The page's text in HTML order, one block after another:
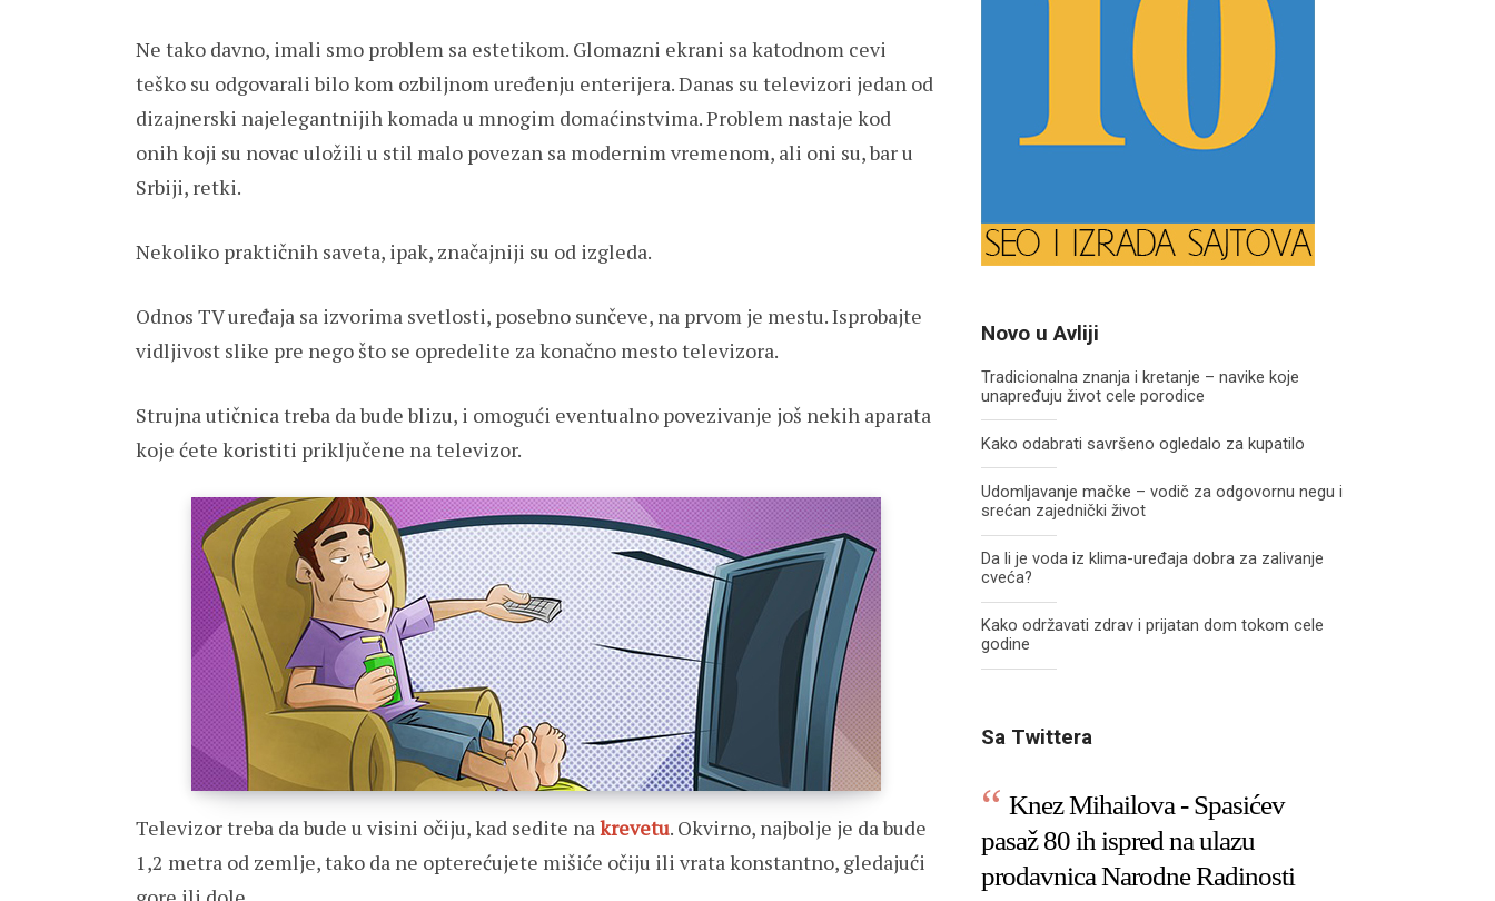
Ne tako davno, imali smo problem sa estetikom. Glomazni ekrani sa katodnom cevi
teško su odgovarali bilo kom ozbiljnom uređenju enterijera. Danas su televizori jedan od
dizajnerski najelegantnijih komada u mnogim domaćinstvima. Problem nastaje kod
onih koji su novac uložili u stil malo povezan sa modernim vremenom, ali oni su, bar u
Srbiji, retki.
Nekoliko praktičnih saveta, ipak, značajniji su od izgleda.
Odnos TV uređaja sa izvorima svetlosti, posebno sunčeve, na prvom je mestu. Isprobajte
vidljivost slike pre nego što se opredelite za konačno mesto televizora.
Strujna utičnica treba da bude blizu, i omogući eventualno povezivanje još nekih aparata
koje ćete koristiti priključene na televizor.
Televizor treba da bude u visini očiju, kad sedite na krevetu. Okvirno, najbolje je da bude
1,2 metra od zemlje, tako da ne opterećujete mišiće očiju ili vrata konstantno, gledajući
Novo u Avliji
Tradicionalna znanja i kretanje – navike koje
unapređuju život cele porodice
Kako odabrati savršeno ogledalo za kupatilo
Udomljavanje mačke – vodič za odgovornu negu i
srećan zajednički život
Da li je voda iz klima-uređaja dobra za zalivanje
cveća?
Kako održavati zdrav i prijatan dom tokom cele
godine
Sa Twittera
Knez Mihailova - Spasićev
pasaž 80 ih ispred na ulazu
prodavnica Narodne Radinosti